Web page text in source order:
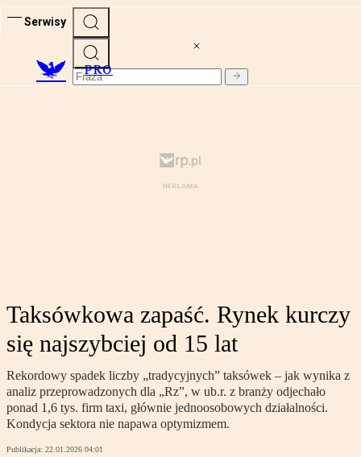
Serwisy
PRO
Taksówkowa zapaść. Rynek kurczy
się najszybciej od 15 lat
Rekordowy spadek liczby „tradycyjnych” taksówek – jak wynika z
analiz przeprowadzonych dla „Rz”, w ub.r. z branży odjechało
ponad 1,6 tys. firm taxi, głównie jednoosobowych działalności.
Kondycja sektora nie napawa optymizmem.
Publikacja: 22.01.2026 04:01